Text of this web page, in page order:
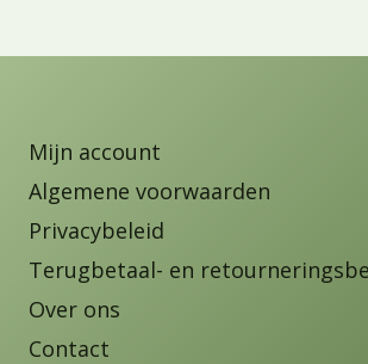
Mijn account
Algemene voorwaarden
Privacybeleid
Terugbetaal- en
Over ons
Contact